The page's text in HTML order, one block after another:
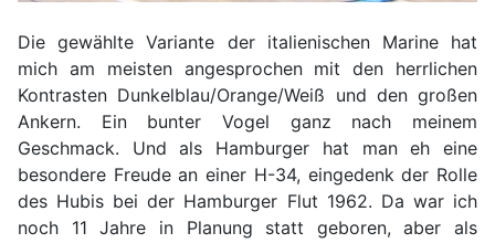
Die gewählte Variante der italienischen Marine hat
mich am meisten angesprochen mit den herrlichen
Kontrasten Dunkelblau/Orange/Weiß und den großen
Ankern. Ein bunter Vogel ganz nach meinem
Geschmack. Und als Hamburger hat man eh eine
besondere Freude an einer H-34, eingedenk der Rolle
des Hubis bei der Hamburger Flut 1962. Da war ich
noch 11 Jahre in Planung statt geboren, aber als